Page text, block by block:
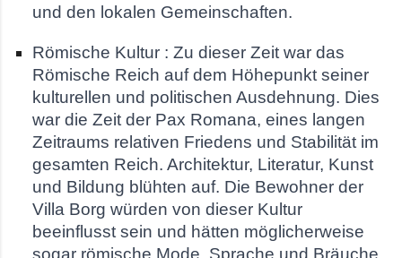
und den lokalen Gemeinschaften.
Römische Kultur : Zu dieser Zeit war das
Römische Reich auf dem Höhepunkt seiner
kulturellen und politischen Ausdehnung. Dies
war die Zeit der Pax Romana, eines langen
Zeitraums relativen Friedens und Stabilität im
gesamten Reich. Architektur, Literatur, Kunst
und Bildung blühten auf. Die Bewohner der
Villa Borg würden von dieser Kultur
beeinflusst sein und hätten möglicherweise
sogar römische Mode, Sprache und Bräuche